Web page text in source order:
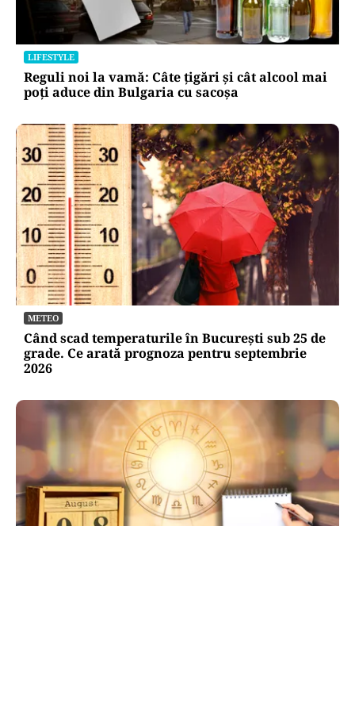
LIFESTYLE
Reguli noi la vamă: Câte țigări și cât alcool mai
poți aduce din Bulgaria cu sacoșa
METEO
Când scad temperaturile în București sub 25 de
grade. Ce arată prognoza pentru septembrie
2026